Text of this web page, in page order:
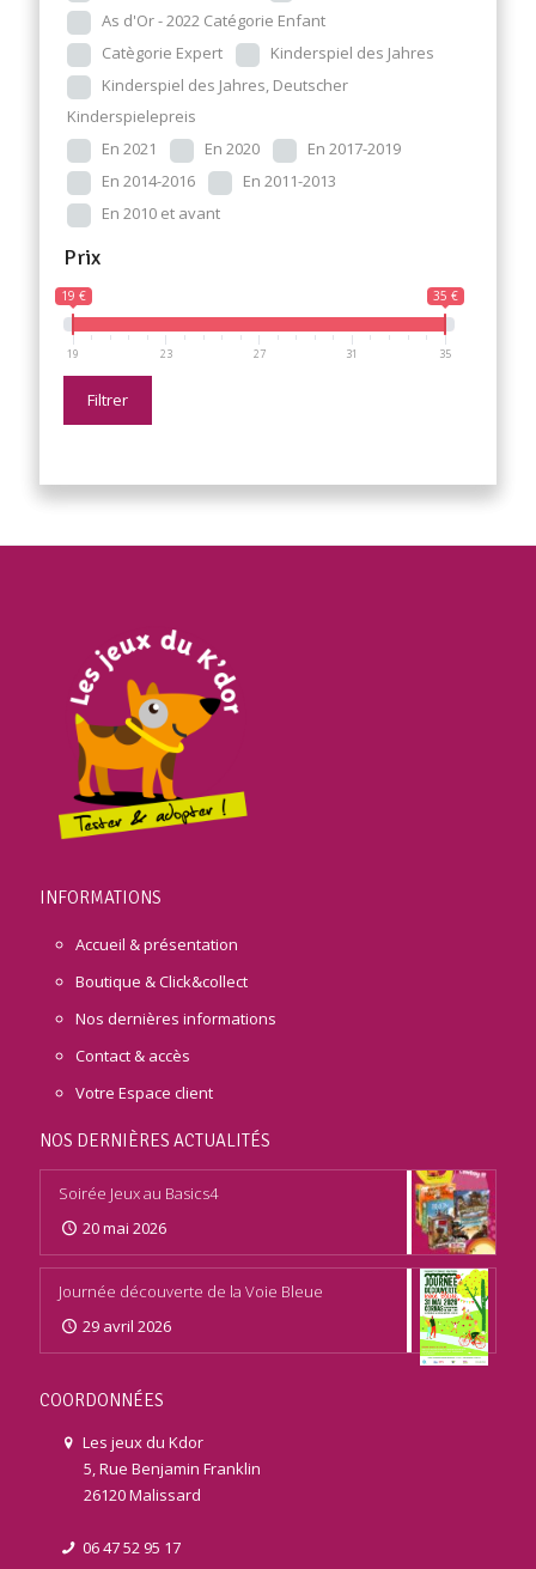
As d'Or - 2022 Catégorie Enfant
Catègorie Expert
Kinderspiel des Jahres
Kinderspiel des Jahres, Deutscher
Kinderspielepreis
En 2021
En 2020
En 2017-2019
En 2014-2016
En 2011-2013
En 2010 et avant
Prix
19 € 35 €
19 23 27 31 35
Filtrer
INFORMATIONS
Accueil & présentation
Boutique & Click&collect
Nos dernières informations
Contact & accès
Votre Espace client
NOS DERNIÈRES ACTUALITÉS
Soirée Jeux au Basics4
20 mai 2026
Journée découverte de la Voie Bleue
29 avril 2026
COORDONNÉES
Les jeux du Kdor
5, Rue Benjamin Franklin
26120 Malissard
06 47 52 95 17